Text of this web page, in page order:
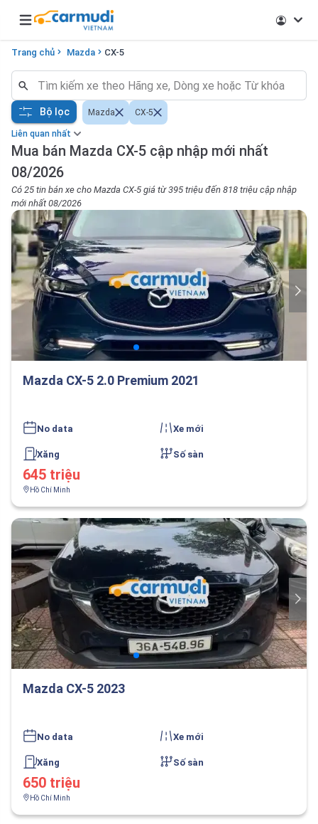
Open main menu
Trang chủ Mazda CX-5
Liên quan nhất
Mua bán Mazda CX-5 cập nhập mới nhất
08/2026
Có 25 tin bán xe cho Mazda CX-5 giá từ 395 triệu đến 818 triệu cập nhập
mới nhất 08/2026
Bộ lọc Mazda CX-5
Mazda CX-5 2.0 Premium 2021
No data Xe mới
Xăng Số sàn
645 triệu
Hồ Chí Minh
Mazda CX-5 2023
No data Xe mới
Xăng Số sàn
650 triệu
Hồ Chí Minh